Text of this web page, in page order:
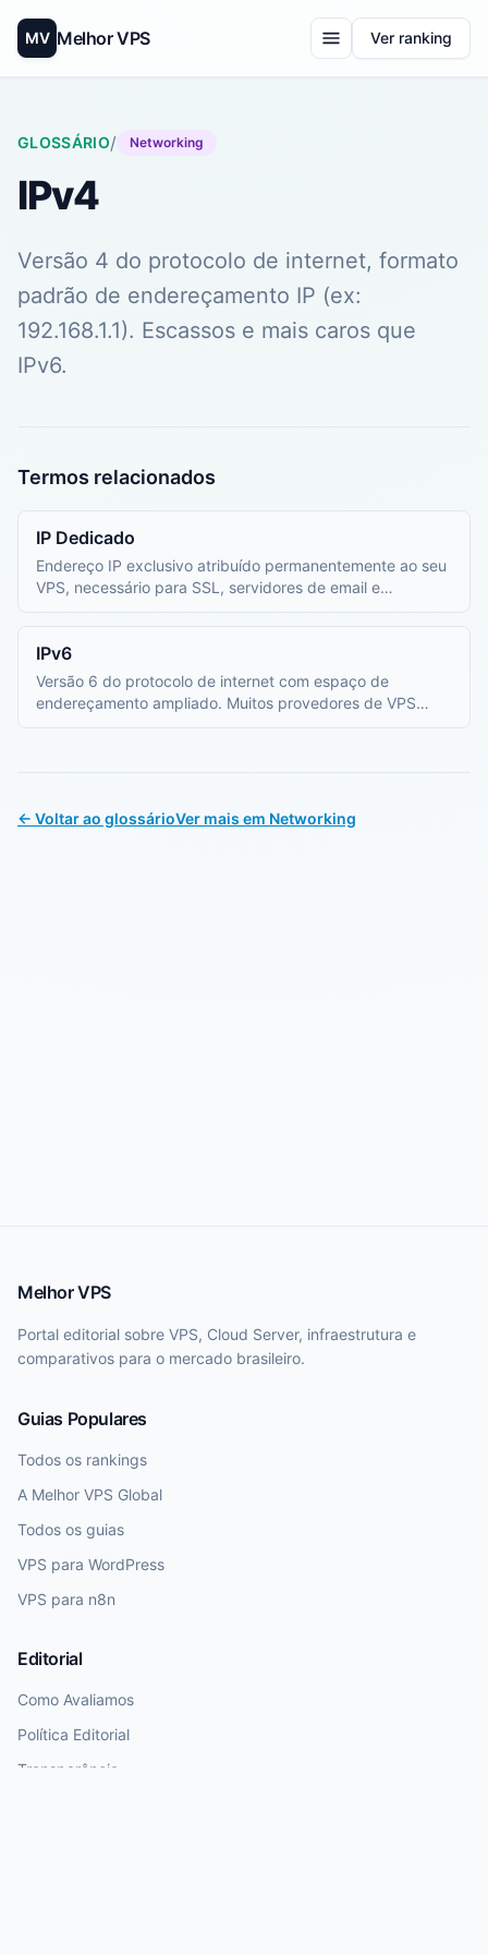
MV Melhor VPS Ver ranking
GLOSSÁRIO/ Networking
IPv4
Versão 4 do protocolo de internet, formato
padrão de endereçamento IP (ex:
192.168.1.1). Escassos e mais caros que
IPv6.
Termos relacionados
IP Dedicado
Endereço IP exclusivo atribuído permanentemente ao seu
VPS, necessário para SSL, servidores de email e
IPv6
Versão 6 do protocolo de internet com espaço de
endereçamento ampliado. Muitos provedores de VPS
← Voltar ao glossárioVer mais em Networking
Melhor VPS
Portal editorial sobre VPS, Cloud Server, infraestrutura e
comparativos para o mercado brasileiro.
Guias Populares
Todos os rankings
A Melhor VPS Global
Todos os guias
VPS para WordPress
VPS para n8n
Editorial
Como Avaliamos
Política Editorial
Transparência